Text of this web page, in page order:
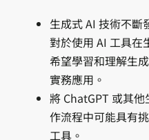
生成式 AI 技術不斷
對於使用 AI 工具在
希望學習和理解生
實務應用。
將 ChatGPT 或其
作流程中可能具有
工具。